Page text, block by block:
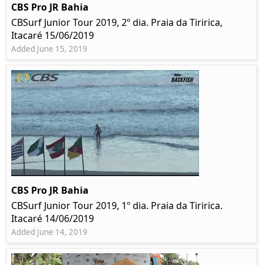
CBS Pro JR Bahia
CBSurf Junior Tour 2019, 2º dia. Praia da Tiririca,
Itacaré 15/06/2019
Added June 15, 2019
CBS Pro JR Bahia
CBSurf Junior Tour 2019, 1º dia. Praia da Tiririca.
Itacaré 14/06/2019
Added June 14, 2019